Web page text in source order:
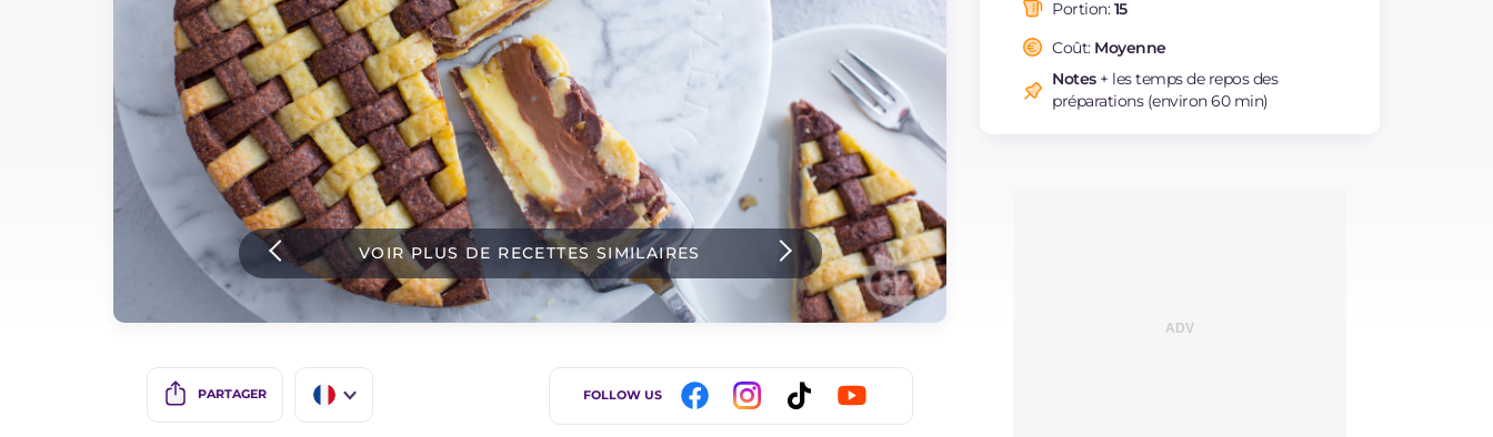
Dernieres recettes
IT Website
Instagram
YouTube
VOIR PLUS DE RECETTES SIMILAIRES
PARTAGER FOLLOW US
saturés
Fibre
Cholestérol
Sodium mg
Portion:15
Coût: Moyenne
Notes+ les temps de repos des
préparations (environ 60 min)